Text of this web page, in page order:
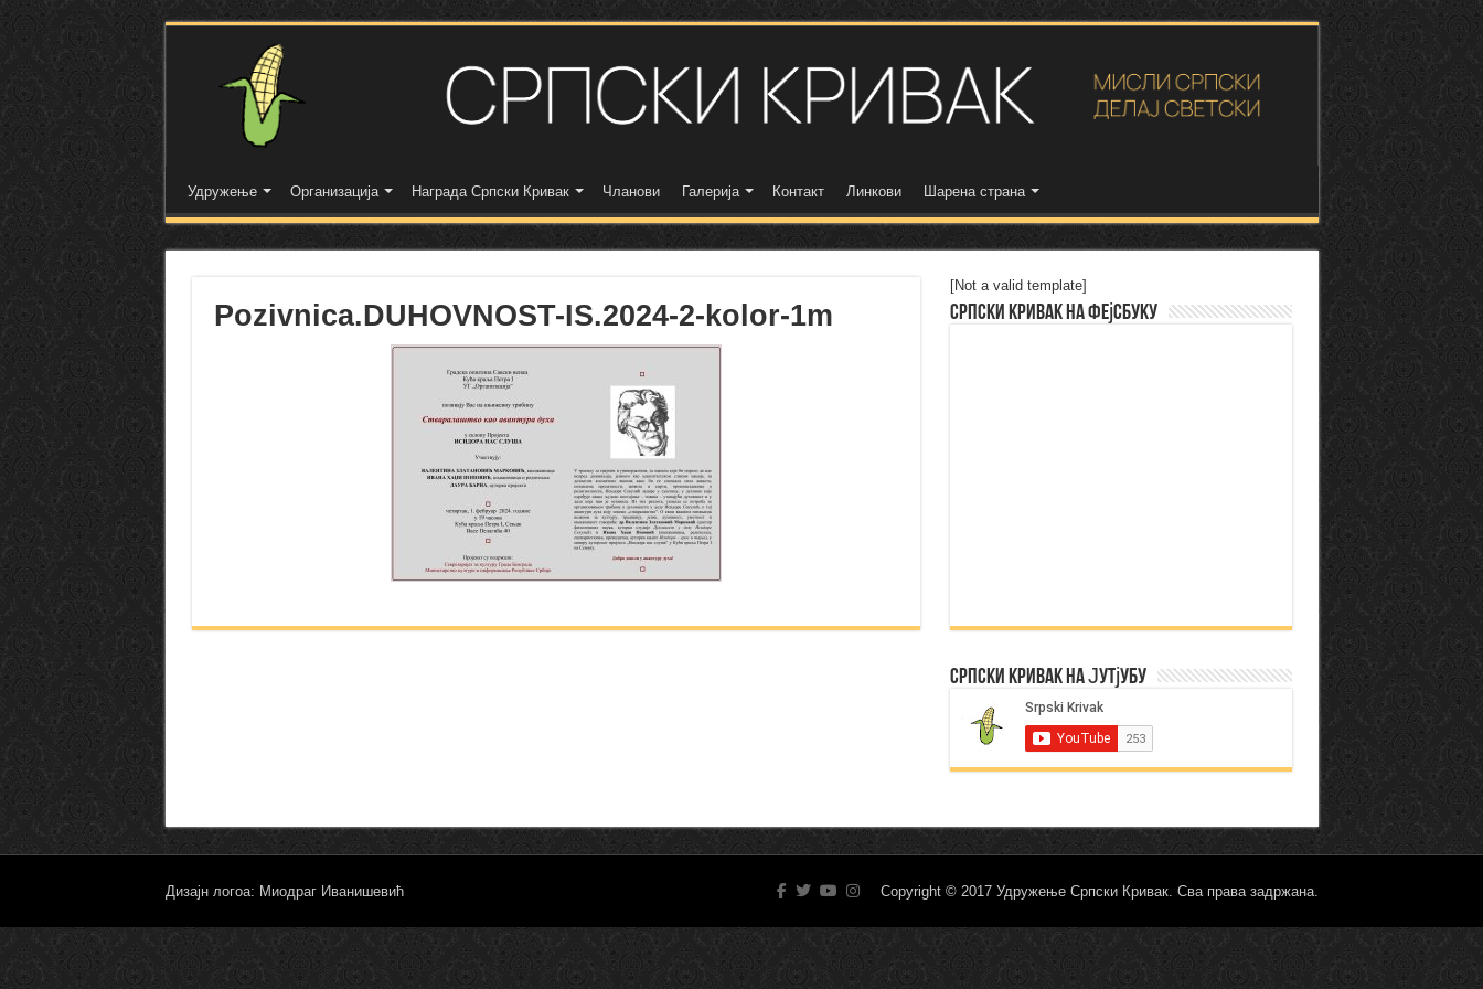
Удружење Организација Награда Српски Кривак Чланови Галерија Контакт Линкови Шарена страна
Pozivnica.DUHOVNOST-IS.2024-2-kolor-1m
[Not a valid template]
Српски Кривак на Фејсбуку
Српски Кривак на Јутјубу
Copyright © 2017 Удружење Српски Кривак. Сва права задржана.
Дизајн логоа: Миодраг Иванишевић